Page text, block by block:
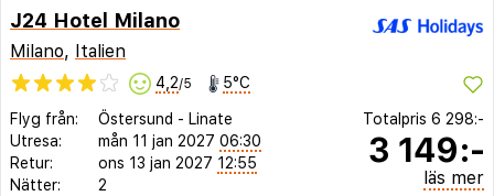
J24 Hotel Milano
Milano, Italien
4,2/5 5°C
Flyg från: Östersund - Linate
Utresa:
mån 11 jan 2027 06:30
Retur:
ons 13 jan 2027 12:55
Nätter:
2
Totalpris 6 298:-
3 149:-
läs mer